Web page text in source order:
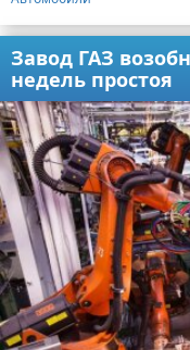
Завод ГАЗ
недель простоя